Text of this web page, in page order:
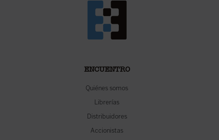
ENCUENTRO
Quiénes somos
Librerías
Distribuidores
Accionistas